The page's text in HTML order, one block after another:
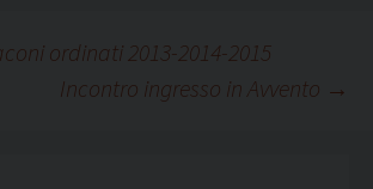
ordinati 2013-2014-2015
Incontro ingresso in Avvento →